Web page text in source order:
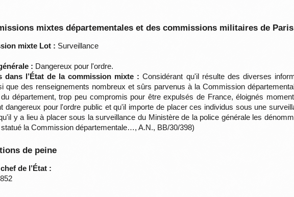
mixtes départementales et des commissions militaires de Paris
mixte Lot : Surveillance
: Dangereux pour l'ordre.
dans l’État de la commission mixte : Considérant qu'il résulte des diverses
que des renseignements nombreux et sûrs parvenus à la Commission
département, trop peu compromis pour être expulsés de France, éloignés
dangereux pour l'ordre public et qu'il importe de placer ces individus sous une
y a lieu à placer sous la surveillance du Ministère de la police générale les
la Commission départementale…, A.N., BB/30/398)
de peine
de l’État :